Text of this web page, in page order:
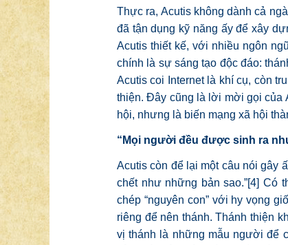
Thực ra, Acutis không dành cả
đã tận dụng kỹ năng ấy để xây
Acutis thiết kế, với nhiều ngôn
chính là sự sáng tạo độc đáo:
Acutis coi Internet là khí cụ, còn
thiện. Đây cũng là lời mời gọi của
hội, nhưng là biến mạng xã hội
“Mọi người đều được sinh ra
Acutis còn để lại một câu nói gây
chết như những bản sao.”[4] Có
chép “nguyên con” với hy vọng
riêng để nên thánh. Thánh thiện
vị thánh là những mẫu người để